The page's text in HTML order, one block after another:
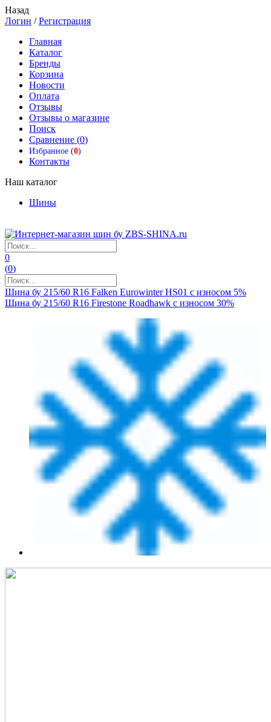
Назад
Логин /Регистрация
Главная
Каталог
Бренды
Корзина
Новости
Оплата
Отзывы
Отзывы о магазине
Поиск
Сравнение (0)
Избранное (0)
Контакты
Наш каталог
Шины
0
(0)
Шина бу 215/60 R16 Falken Eurowinter HS01 с износом 5%
Шина бу 215/60 R16 Firestone Roadhawk с износом 30%